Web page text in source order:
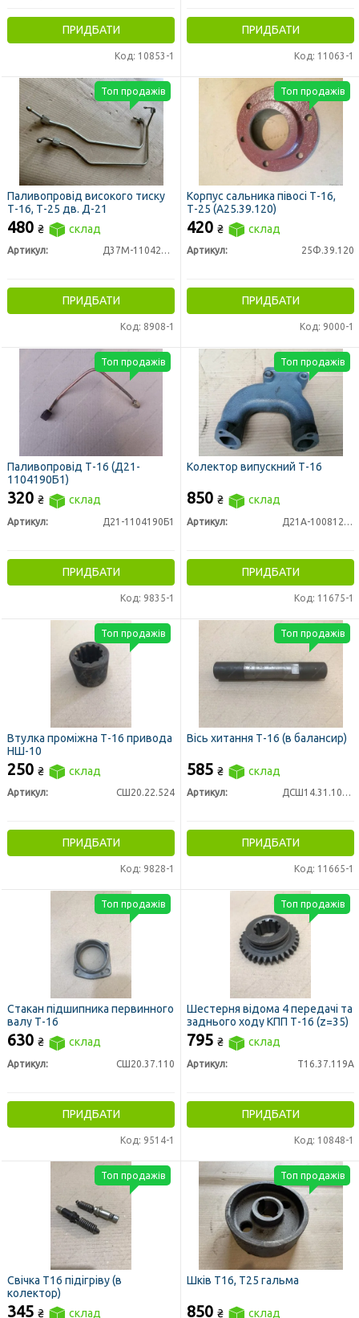
ПРИДБАТИ
Код: 10853-1
ПРИДБАТИ
Код: 11063-1
Паливопровід високого тиску
Т-16, Т-25 дв. Д-21
480 ₴ склад
Артикул: Д37М-1104200-11
ПРИДБАТИ
Код: 8908-1
Топ продажів
Корпус сальника півосі Т-16,
Т-25 (А25.39.120)
420 ₴ склад
Артикул: 25Ф.39.120
ПРИДБАТИ
Код: 9000-1
Топ продажів
Паливопровід Т-16 (Д21-
1104190Б1)
320 ₴ склад
Артикул: Д21-1104190Б1
ПРИДБАТИ
Код: 9835-1
Топ продажів
Колектор випускний Т-16
850 ₴ склад
Артикул: Д21А-1008121-В
ПРИДБАТИ
Код: 11675-1
Топ продажів
Втулка проміжна Т-16 привода
НШ-10
250 ₴ склад
Артикул: СШ20.22.524
ПРИДБАТИ
Код: 9828-1
Топ продажів
Вісь хитання Т-16 (в балансир)
585 ₴ склад
Артикул: ДСШ14.31.103-1
ПРИДБАТИ
Код: 11665-1
Топ продажів
Стакан підшипника первинного
валу Т-16
630 ₴ склад
Артикул: СШ20.37.110
ПРИДБАТИ
Код: 9514-1
Топ продажів
Шестерня відома 4 передачі та
заднього ходу КПП Т-16 (z=35)
795 ₴ склад
Артикул: Т16.37.119А
ПРИДБАТИ
Код: 10848-1
Топ продажів
Свічка Т16 підігріву (в
колектор)
345 ₴ склад
Топ продажів
Шків Т16, Т25 гальма
850 ₴ склад
Топ продажів